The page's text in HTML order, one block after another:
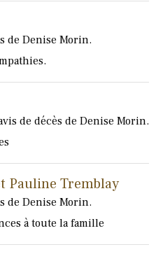
de Denise Morin.
de décès de Denise Morin.
Pauline Tremblay
de Denise Morin.
à toute la famille